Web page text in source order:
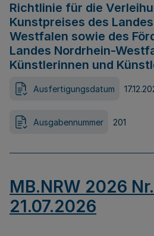
Richtlinie für die
Kunstpreises des
Westfalen sowie des
Landes Nordrhein-
Künstlerinnen und
Ausfertigungsdatum
Ausgabennummer 201
MB.NRW 2026
21.07.2026